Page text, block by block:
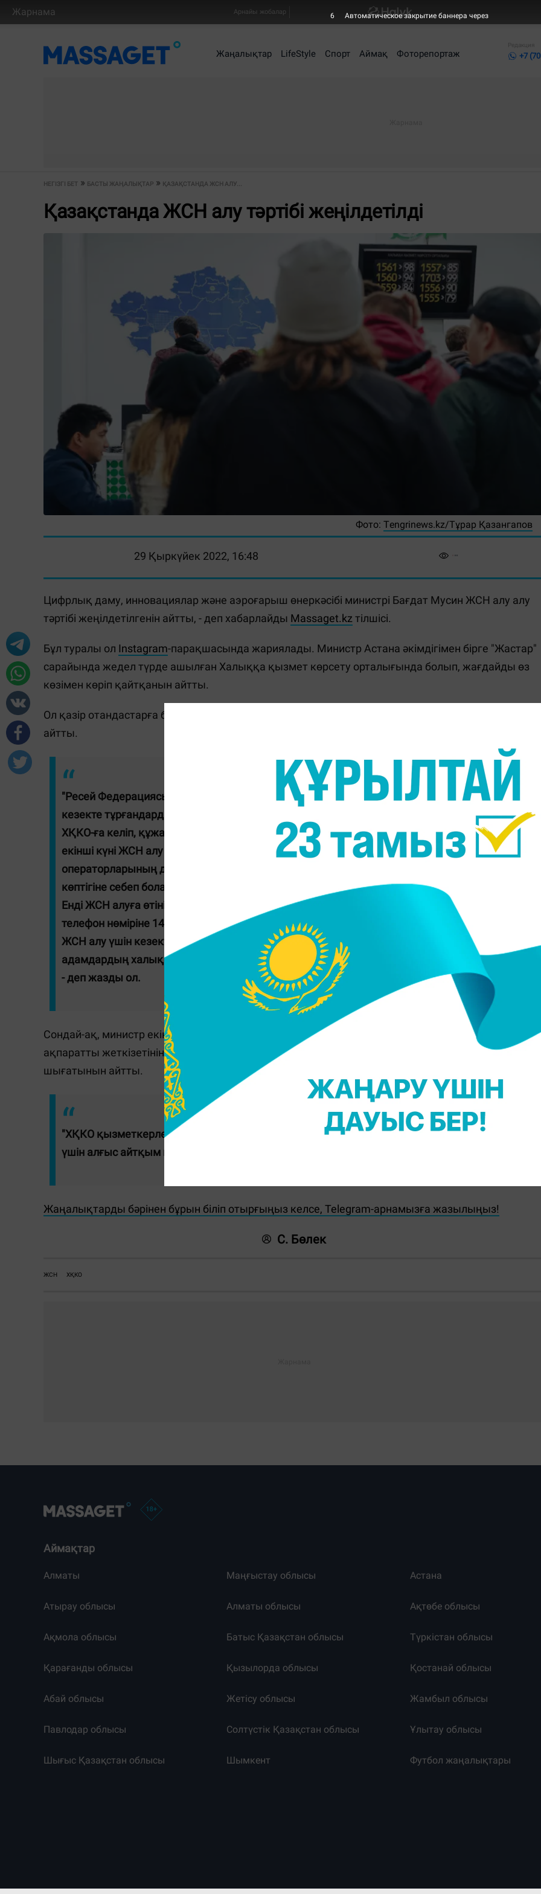
Жарнама Арнайы жобалар
Жаңалықтар LifeStyle Спорт Аймақ Фоторепортаж
Редакция
+7
НЕГІЗГІ БЕТ БАСТЫ ЖАҢАЛЫҚТАР ҚАЗАҚСТАНДА ЖСН АЛУ...
Қазақстанда ЖСН алу тәртібі жеңілдетілді
Фото: Тengrinews.kz/Тұрар Қазангапов
29 Қыркүйек 2022, 16:48
Цифрлық даму, инновациялар және аэроғарыш өнеркәсібі министрі Бағдат Мусин ЖСН алу алу
тәртібі жеңілдетілгенін айтты, - деп хабарлайды Massaget.kz тілшісі.
Бұл туралы ол Instagram-парақшасында жариялады. Министр Астана әкімдігімен бірге "Жастар"
сарайында жедел түрде ашылған Халыққа қызмет көрсету орталығында болып, жағдайды өз
көзімен көріп қайтқанын айтты.
Ол қазір отандастарға бірінші кезекте, кедергісіз, штат режимінде қызмет көрсетіліп жатқанын
айтты.
"Ресей Федерациясынан келген азамат санының көптігінен, операторлар ұзын сонар
кезекте тұрғандарды қабылдап үлгермей жатыр. Бүгінгі күнге дейін Ресей азаматтары
ХҚКО-ға келіп, құжаттарын ұсынып, олардың деректері базаға енгізілгеннен кейін қайтып,
екінші күні ЖСН алу үшін ХҚКО-ға қайта келетін еді. Бұл олардың да, ХҚКО
операторларының да көп уақытын алады. Сонымен қатар, ғимараттағы адам санының
көптігіне себеп болады.
Енді ЖСН алуға өтініш берген адамдарға екінші рет келудің қажеті жоқ,
ЖСН олардың
телефон нөміріне 1414 қызметінен СМС-хабарлама түрінде жіберілетін
болады. Бұл дайын
ЖСН алу үшін кезекте тұрған барлық ХҚКО клиенттеріне қатысты. Бұл өз кезегінде
адамдардың халыққа қызмет көрсету орталықтарында шоғырланбауының алдын алады",
- деп жазды ол.
Сондай-ақ, министр екінші деңгейлі банктерге ЖСН деректер базасында берілетіні туралы
ақпаратты жеткізетінін, нөмірді енгізген кезде кез келген азамат туралы ақпарат автомат түрде
шығатынын айтты.
"ХҚКО қызметкерлеріне ештеңеге қарамастан, жедел түрде қызмет атқарып жатқандары
үшін алғыс айтқым келеді. Біз жағдайды бақылауда ұстаймыз", - делінген хабарламада.
Жаңалықтарды бәрінен бұрын біліп отырғыңыз келсе, Telegram-арнамызға жазылыңыз!
С. Бөлек
ЖСН ХҚКО
Аймақтар
Алматы Маңғыстау облысы Астана
Атырау облысы Алматы облысы Ақтөбе облысы
Ақмола облысы Батыс Қазақстан облысы Түркістан облысы
Қарағанды облысы Қызылорда облысы Қостанай облысы
Абай облысы Жетісу облысы Жамбыл облысы
Павлодар облысы Солтүстік Қазақстан облысы Ұлытау облысы
Шығыс Қазақстан облысы Шымкент Футбол жаңалықтары
5 Автоматическое закрытие баннера через